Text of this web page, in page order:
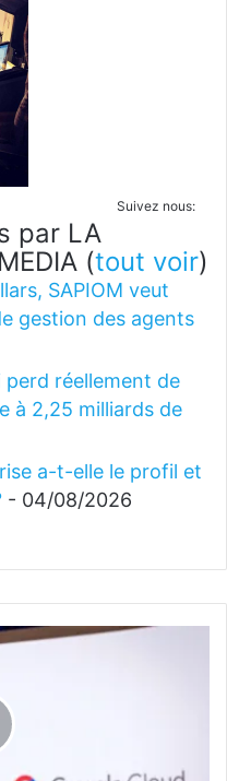
Suivez nous:
par LA
(tout voir)
SAPIOM veut
gestion des agents
perd réellement de
à 2,25 milliards de
a-t-elle le profil et
- 04/08/2026